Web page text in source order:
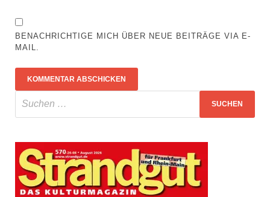
BENACHRICHTIGE MICH ÜBER NEUE BEITRÄGE VIA E-
MAIL.